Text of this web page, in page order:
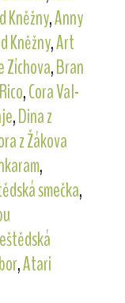
Kněžny,Anny
Kněžny,Art
Zíchova,Bran
,Cora Val-
,Dina z
z Žákova
,
smečka,
,Atari